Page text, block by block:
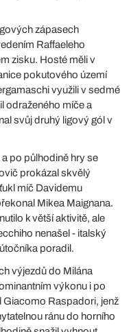
zápasech
Raffaeleho
zisku. Hosté měli v
pokutového území
využili v sedmé
odraženého míče a
svůj druhý ligový gól v
po půlhodině hry se
prokázal skvělý
míč Davidemu
Mikea Maignana.
k větší aktivitě, ale
nenašel - italský
poradil.
výjezdů do Milána
výkonu i po
Giacomo Raspadori, jenž
ránu do horního